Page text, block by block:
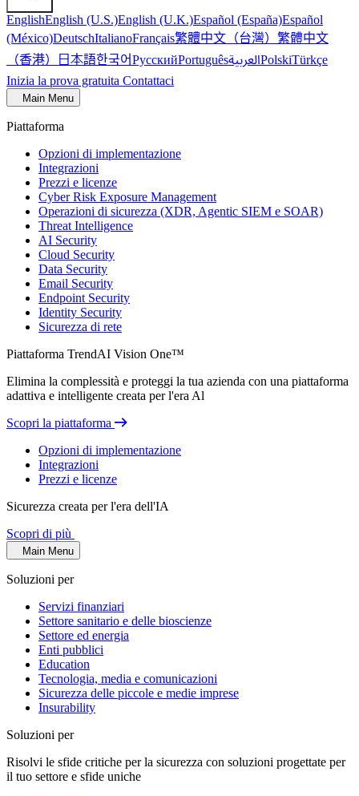
EnglishEnglish (U.S.)English (U.K.)Español (España)Español
(México)DeutschItalianoFrançais繁體中文（台灣） 繁體中文
（香港） 日本語한국어РусскийPortuguêsالعربيةPolskiTürkçe
Inizia la prova gratuita Contattaci
Main Menu
Piattaforma
Opzioni di implementazione
Integrazioni
Prezzi e licenze
Cyber Risk Exposure Management
Operazioni di sicurezza (XDR, Agentic SIEM e SOAR)
Threat Intelligence
AI Security
Cloud Security
Data Security
Email Security
Endpoint Security
Identity Security
Sicurezza di rete
Piattaforma TrendAI Vision One™
Elimina la complessità e proteggi la tua azienda con una piattaforma
adattiva e intelligente creata per l'era Al
Scopri la piattaforma
Opzioni di implementazione
Integrazioni
Prezzi e licenze
Sicurezza creata per l'era dell'IA
Scopri di più
Main Menu
Soluzioni per
Servizi finanziari
Settore sanitario e delle bioscienze
Settore ed energia
Enti pubblici
Education
Tecnologia, media e comunicazioni
Sicurezza delle piccole e medie imprese
Insurability
Soluzioni per
Risolvi le sfide critiche per la sicurezza con soluzioni progettate per
il tuo settore e sfide uniche